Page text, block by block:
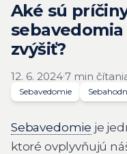
Aké sú
zvýšiť?
12. 6. 2024·7 min
Sebavedomie
Sebavedomie je
ktoré ovplyvňujú